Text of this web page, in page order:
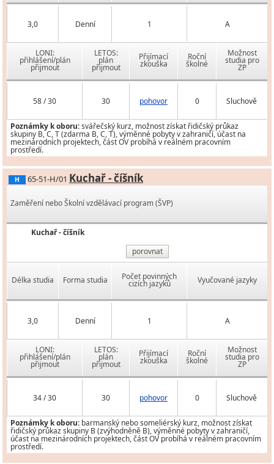
3,0 Denní 1 A
LONI:
přihlášení/plán
přijmout
LETOS:
plán
přijmout
Přijímací
zkouška
Roční
školné
Možnost
studia pro
ZP
58 / 30 30 pohovor 0 Sluchově
Poznámky k oboru:svářečský kurz, možnost získat řidičský průkaz
skupiny B, C, T (zdarma B, C, T), výměnné pobyty v zahraničí, účast na
mezinárodních projektech, část OV probíhá v reálném pracovním
prostředí.
H 65-51-H/01 Kuchař - číšník
Zaměření nebo Školní vzdělávací program (ŠVP)
Kuchař - číšník
porovnat
Délka studia Forma studia Počet povinných
cizích jazyků Vyučované jazyky
3,0 Denní 1 A
LONI:
přihlášení/plán
přijmout
LETOS:
plán
přijmout
Přijímací
zkouška
Roční
školné
Možnost
studia pro
ZP
34 / 30 30 pohovor 0 Sluchově
Poznámky k oboru: barmanský nebo someliérský kurz, možnost získat
řidičský průkaz skupiny B (zvýhodněně B), výměnné pobyty v zahraničí,
účast na mezinárodních projektech, část OV probíhá v reálném pracovním
prostředí.